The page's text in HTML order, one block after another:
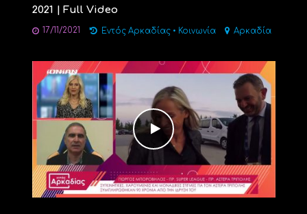
2021 | Full Video
17/11/2021 Εντός Αρκαδίας • Κοινωνία Αρκαδία